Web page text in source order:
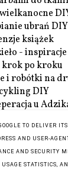
ubrań DIY
książek
- inspiracje
krok po kroku
i robótki na
DIY
u
O mnie
Kontakt
TO DELIVER
AND USER-
AND SECURITY
STATISTICS,